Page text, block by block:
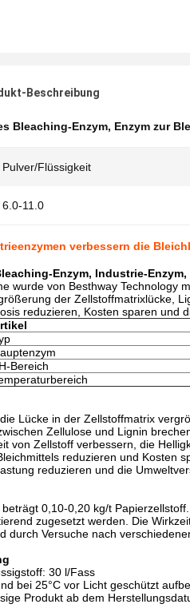
Beschreibung
Bleaching-Enzym, Enzym zur
Pulver/Flüssigkeit
6.0-11.0
verbessern die
Enzym, Industrie-
wurde von Besthway
der Zellstoffmatrixlücke,
reduzieren, Kosten sparen und
Bereich
Lücke in der Zellstoffmatrix
Zellulose und Lignin
von Zellstoff verbessern, die
reduzieren und Kosten
reduzieren und die
0,10-0,20 kg/t
zugesetzt werden. Die
durch Versuche nach
30 l/Fass
bei 25°C vor Licht geschützt
Produkt ab dem